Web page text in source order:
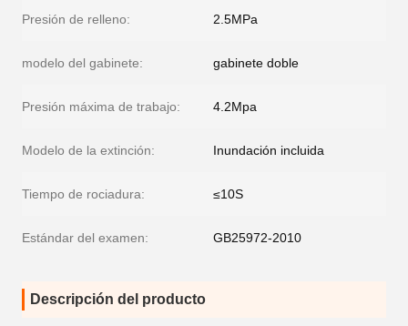
Presión de relleno: 2.5MPa
modelo del gabinete: gabinete doble
Presión máxima de trabajo: 4.2Mpa
Modelo de la extinción: Inundación incluida
Tiempo de rociadura: ≤10S
Estándar del examen: GB25972-2010
Descripción del producto